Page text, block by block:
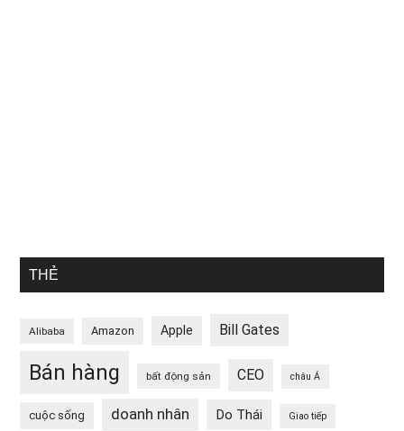
THẺ
Alibaba Amazon Apple Bill Gates
Bán hàng bất động sản CEO châu Á
cuộc sống doanh nhân Do Thái Giao tiếp